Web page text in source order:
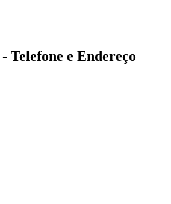
Telefone e Endereço